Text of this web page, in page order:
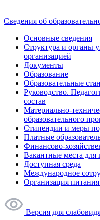
Сведения об
Основные сведения
Структура и органы
организацией
Документы
Образование
Образовательные
Руководство.
состав
Материально-
образовательного
Стипендии и меры
Платные
Финансово-
Вакантные места
Доступная среда
Международное
Организация
Версия для